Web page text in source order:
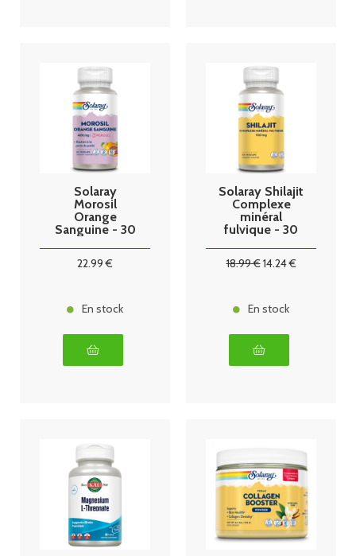
Solaray
Morosil
Orange
Sanguine - 30
22.99 €
En stock
Solaray Shilajit
Complexe
minéral
fulvique - 30
18.99€14.24€
En stock